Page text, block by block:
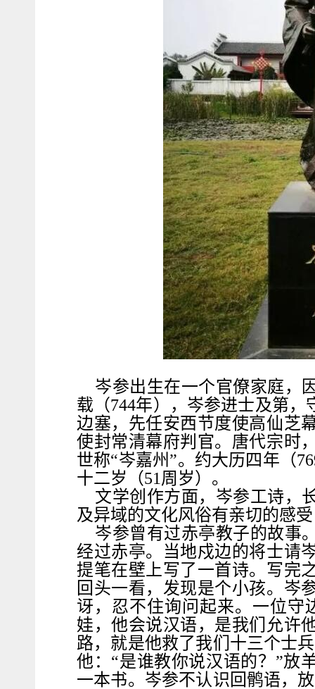
岑参出生在一个官僚家庭，
载（744年），岑参进士及第
边塞，先任安西节度使高仙芝
使封常清幕府判官。唐代宗时
世称“岑嘉州”。约大历四年（
十二岁（51周岁）。
文学创作方面，岑参工诗，
及异域的文化风俗有亲切的感
岑参曾有过赤亭教子的故事
经过赤亭。当地戍边的将士请
提笔在壁上写了一首诗。写完
回头一看，发现是个小孩。岑
讶，忍不住询问起来。一位守
娃，他会说汉语，是我们允许
路，就是他救了我们十三个士
他：“是谁教你说汉语的？”放
一本书。岑参不认识回鹘语，